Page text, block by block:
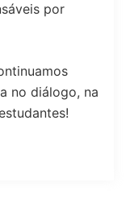
por
no diálogo, na